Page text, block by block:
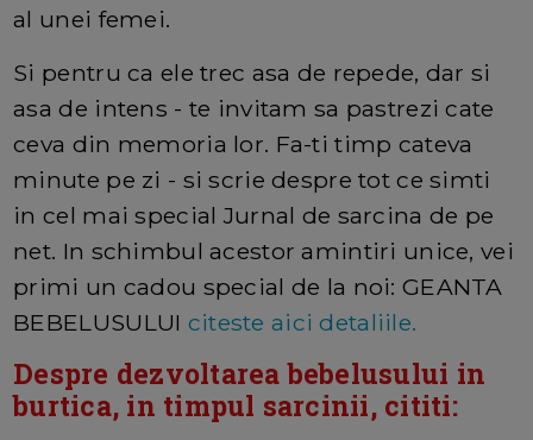
al unei femei.
Si pentru ca ele trec asa de repede, dar si
asa de intens - te invitam sa pastrezi cate
ceva din memoria lor. Fa-ti timp cateva
minute pe zi - si scrie despre tot ce simti
in cel mai special Jurnal de sarcina de pe
net. In schimbul acestor amintiri unice, vei
primi un cadou special de la noi: GEANTA
BEBELUSULUI citeste aici detaliile.
Despre dezvoltarea bebelusului in
burtica, in timpul sarcinii, cititi: